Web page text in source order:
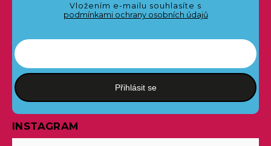
Vložením e-mailu souhlasíte s
podmínkami ochrany osobních údajů
Přihlásit se
INSTAGRAM